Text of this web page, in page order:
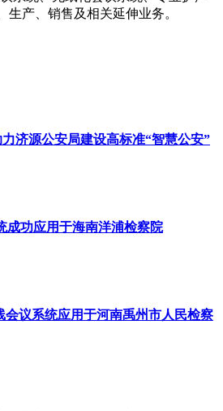
生产、销售及相关延伸业务。
济源公安局建设高标准“智慧公安”
成功应用于海南洋浦检察院
会议系统应用于河南禹州市人民检察